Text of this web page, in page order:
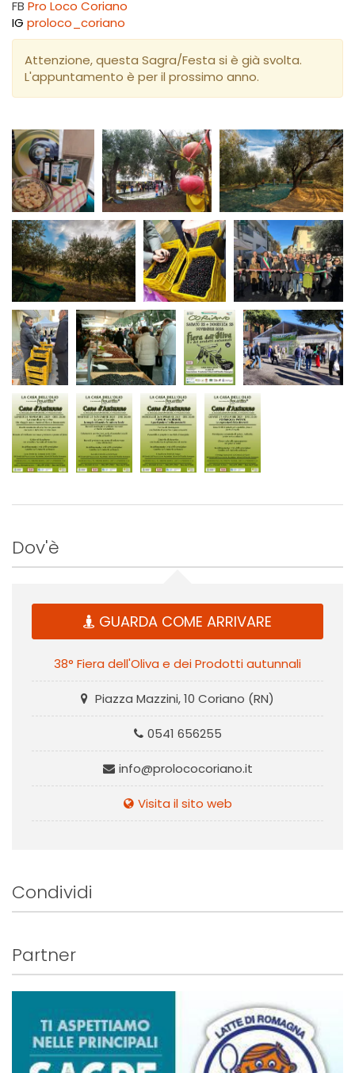
FB Pro Loco Coriano
IG proloco_coriano
Attenzione, questa Sagra/Festa si è già svolta.
L'appuntamento è per il prossimo anno.
Dov'è
GUARDA COME ARRIVARE
38° Fiera dell'Oliva e dei Prodotti autunnali
Piazza Mazzini, 10 Coriano (RN)
0541 656255
info@prolococoriano.it
Visita il sito web
Condividi
Partner